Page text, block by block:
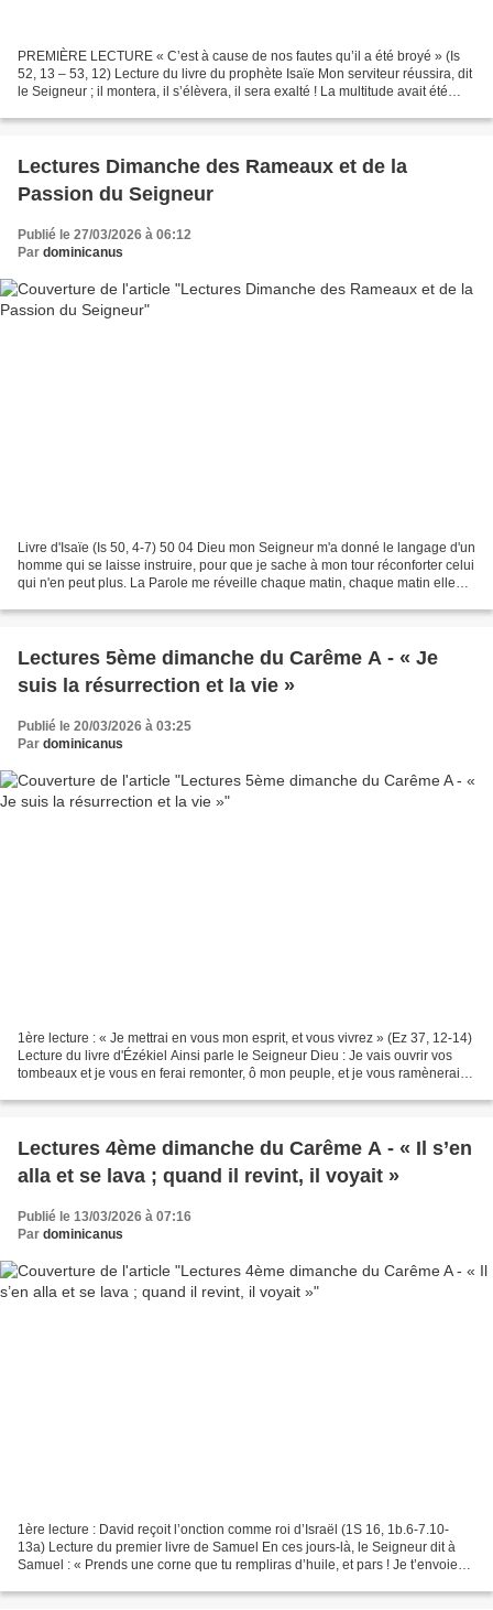
PREMIÈRE LECTURE « C’est à cause de nos fautes qu’il a été broyé » (Is
52, 13 – 53, 12) Lecture du livre du prophète Isaïe Mon serviteur réussira, dit
le Seigneur ; il montera, il s’élèvera, il sera exalté ! La multitude avait été
Lectures Dimanche des Rameaux et de la
Passion du Seigneur
Publié le 27/03/2026 à 06:12
Par dominicanus
Livre d'Isaïe (Is 50, 4-7) 50 04 Dieu mon Seigneur m'a donné le langage d'un
homme qui se laisse instruire, pour que je sache à mon tour réconforter celui
qui n'en peut plus. La Parole me réveille chaque matin, chaque matin elle
Lectures 5ème dimanche du Carême A - « Je
suis la résurrection et la vie »
Publié le 20/03/2026 à 03:25
Par dominicanus
1ère lecture : « Je mettrai en vous mon esprit, et vous vivrez » (Ez 37, 12-14)
Lecture du livre d'Ézékiel Ainsi parle le Seigneur Dieu : Je vais ouvrir vos
tombeaux et je vous en ferai remonter, ô mon peuple, et je vous ramènerai
Lectures 4ème dimanche du Carême A - « Il s’en
alla et se lava ; quand il revint, il voyait »
Publié le 13/03/2026 à 07:16
Par dominicanus
1ère lecture : David reçoit l’onction comme roi d’Israël (1S 16, 1b.6-7.10-
13a) Lecture du premier livre de Samuel En ces jours-là, le Seigneur dit à
Samuel : « Prends une corne que tu rempliras d’huile, et pars ! Je t’envoie